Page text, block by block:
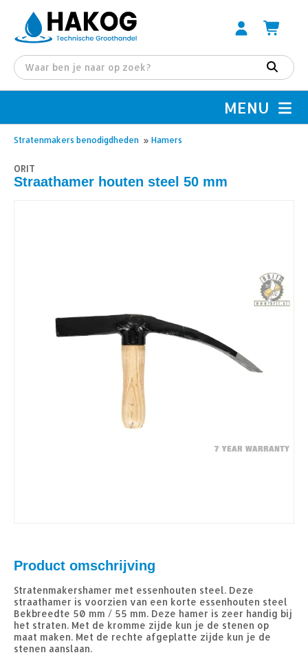
MENU
Stratenmakers benodigdheden » Hamers
ORIT
Straathamer houten steel 50 mm
Product omschrijving
Stratenmakershamer met essenhouten steel. Deze
straathamer is voorzien van een korte essenhouten steel
Bekbreedte 50 mm / 55 mm. Deze hamer is zeer handig bij
het straten. Met de kromme zijde kun je de stenen op
maat maken. Met de rechte afgeplatte zijde kun je de
stenen aanslaan.